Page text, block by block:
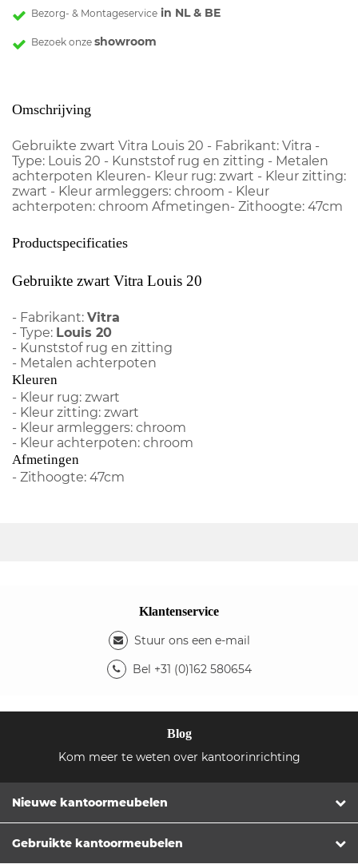
Bezorg- & Montageservice in NL & BE
Bezoek onze showroom
Omschrijving
Gebruikte zwart Vitra Louis 20 - Fabrikant: Vitra -
Type: Louis 20 - Kunststof rug en zitting - Metalen
achterpoten Kleuren- Kleur rug: zwart - Kleur zitting:
zwart - Kleur armleggers: chroom - Kleur
achterpoten: chroom Afmetingen- Zithoogte: 47cm
Productspecificaties
Gebruikte zwart Vitra Louis 20
- Fabrikant: Vitra
- Type: Louis 20
- Kunststof rug en zitting
- Metalen achterpoten
Kleuren
- Kleur rug: zwart
- Kleur zitting: zwart
- Kleur armleggers: chroom
- Kleur achterpoten: chroom
Afmetingen
- Zithoogte: 47cm
Klantenservice
Stuur ons een e-mail
Bel +31 (0)162 580654
Blog
Kom meer te weten over kantoorinrichting
Nieuwe kantoormeubelen
Gebruikte kantoormeubelen